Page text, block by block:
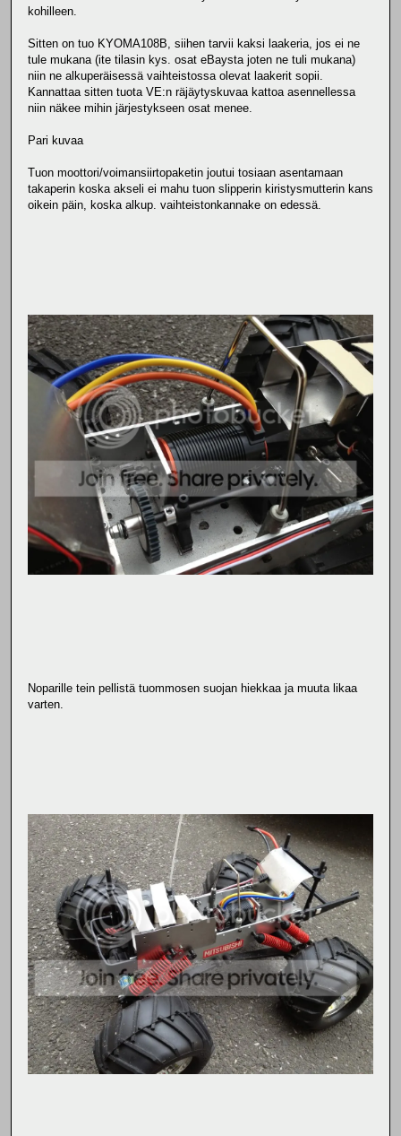
kohilleen.
Sitten on tuo KYOMA108B, siihen tarvii kaksi laakeria, jos ei ne
tule mukana (ite tilasin kys. osat eBaysta joten ne tuli mukana)
niin ne alkuperäisessä vaihteistossa olevat laakerit sopii.
Kannattaa sitten tuota VE:n räjäytyskuvaa kattoa asennellessa
niin näkee mihin järjestykseen osat menee.
Pari kuvaa
Tuon moottori/voimansiirtopaketin joutui tosiaan asentamaan
takaperin koska akseli ei mahu tuon slipperin kiristysmutterin kans
oikein päin, koska alkup. vaihteistonkannake on edessä.
Noparille tein pellistä tuommosen suojan hiekkaa ja muuta likaa
varten.